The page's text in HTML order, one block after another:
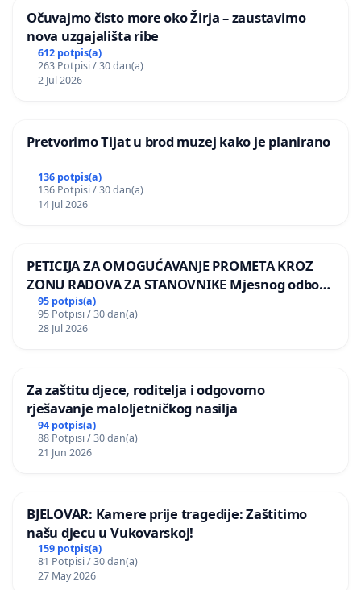
Očuvajmo čisto more oko Žirja – zaustavimo
nova uzgajališta ribe
612 potpis(a)
263 Potpisi / 30 dan(a)
2 Jul 2026
Pretvorimo Tijat u brod muzej kako je planirano
136 potpis(a)
136 Potpisi / 30 dan(a)
14 Jul 2026
PETICIJA ZA OMOGUĆAVANJE PROMETA KROZ
ZONU RADOVA ZA STANOVNIKE Mjesnog odbora
Kamensko i Lemić Brdo
95 potpis(a)
95 Potpisi / 30 dan(a)
28 Jul 2026
Za zaštitu djece, roditelja i odgovorno
rješavanje maloljetničkog nasilja
94 potpis(a)
88 Potpisi / 30 dan(a)
21 Jun 2026
BJELOVAR: Kamere prije tragedije: Zaštitimo
našu djecu u Vukovarskoj!
159 potpis(a)
81 Potpisi / 30 dan(a)
27 May 2026